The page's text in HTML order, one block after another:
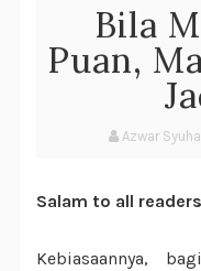
Bila
Puan,
Azwar
Salam to all
Kebiasaannya,